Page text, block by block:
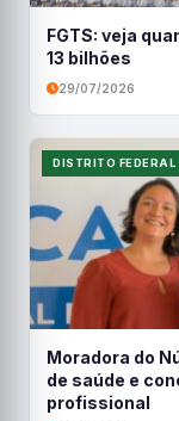
FGTS: veja
13 bilhões
29/07/2026
DISTRITO FEDERAL
Moradora do
de saúde e
profissional